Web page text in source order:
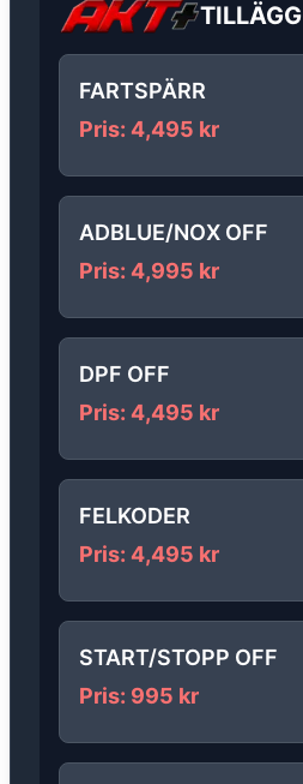
TILLÄGG
FARTSPÄRR
Pris: 4,495 kr
ADBLUE/NOX OFF
Pris: 4,995 kr
DPF OFF
Pris: 4,495 kr
FELKODER
Pris: 4,495 kr
START/STOPP OFF
Pris: 995 kr